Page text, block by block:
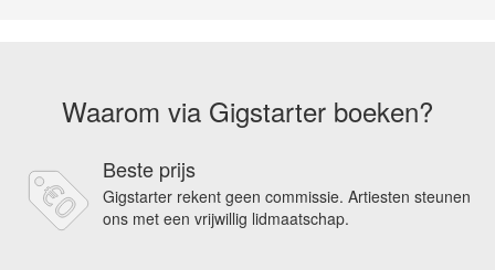
Waarom via Gigstarter boeken?
Beste prijs
Gigstarter rekent geen commissie. Artiesten steunen
ons met een vrijwillig lidmaatschap.